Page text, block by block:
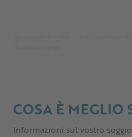
COSA È MEGLIO
Informazioni sul vostro